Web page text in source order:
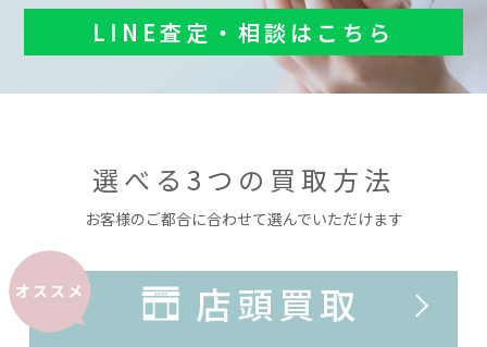
LINE査定・相談はこちら
選べる3つの買取方法
お客様のご都合に合わせて選んでいただけます
オススメ
店頭買取